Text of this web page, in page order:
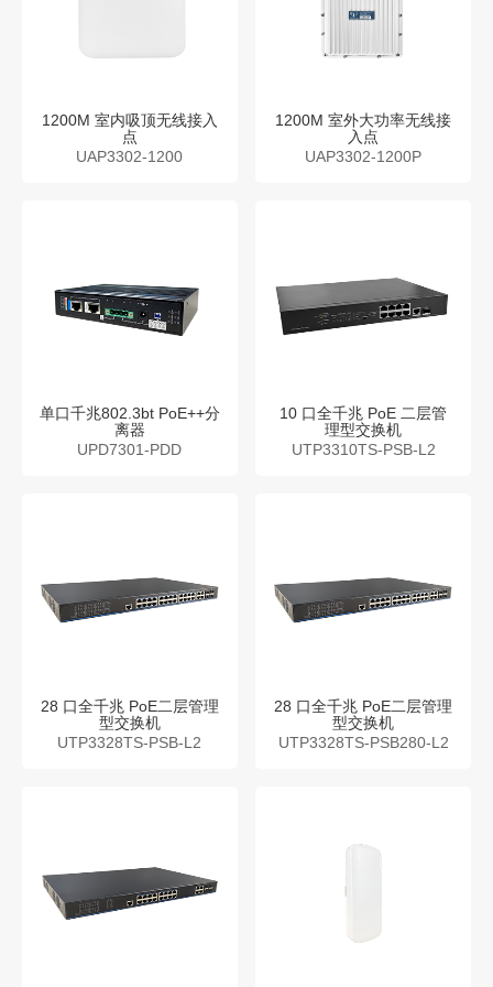
1200M 室内吸顶无线接入
点
UAP3302-1200
1200M 室外大功率无线接
入点
UAP3302-1200P
单口千兆802.3bt PoE++分
离器
UPD7301-PDD
10 口全千兆 PoE 二层管
理型交换机
UTP3310TS-PSB-L2
28 口全千兆 PoE二层管理
型交换机
UTP3328TS-PSB-L2
28 口全千兆 PoE二层管理
型交换机
UTP3328TS-PSB280-L2